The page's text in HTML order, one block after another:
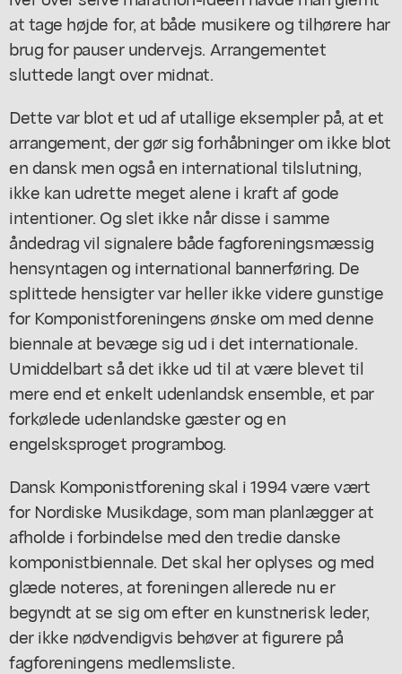
at tage højde for, at både musikere og tilhørere har
brug for pauser undervejs. Arrangementet
sluttede langt over midnat.
Dette var blot et ud af utallige eksempler på, at et
arrangement, der gør sig forhåbninger om ikke blot
en dansk men også en international tilslutning,
ikke kan udrette meget alene i kraft af gode
intentioner. Og slet ikke når disse i samme
åndedrag vil signalere både fagforeningsmæssig
hensyntagen og international bannerføring. De
splittede hensigter var heller ikke videre gunstige
for Komponistforeningens ønske om med denne
biennale at bevæge sig ud i det internationale.
Umiddelbart så det ikke ud til at være blevet til
mere end et enkelt udenlandsk ensemble, et par
forkølede udenlandske gæster og en
engelsksproget programbog.
Dansk Komponistforening skal i 1994 være vært
for Nordiske Musikdage, som man planlægger at
afholde i forbindelse med den tredie danske
komponistbiennale. Det skal her oplyses og med
glæde noteres, at foreningen allerede nu er
begyndt at se sig om efter en kunstnerisk leder,
der ikke nødvendigvis behøver at figurere på
fagforeningens medlemsliste.